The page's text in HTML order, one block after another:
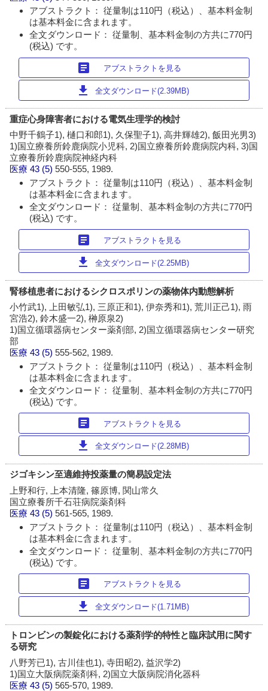
アブストラクト： 従量制は110円（税込）、基本料金制
は基本料金に含まれます。
全文ダウンロード： 従量制、基本料金制の方共に770円
(税込) です。
article アブストラクトを見る
download 全文ダウンロード(2.39MB)
重症心身障害者における電気生理学的検討
中野千鶴子1), 樋口和郎1), 久保聖子1), 高井輝雄2), 飯田光男3)
1)国立療養所鈴鹿病院小児科, 2)国立療養所鈴鹿病院内科, 3)国
立療養所鈴鹿病院神経内科
医療 43 (5)550-555, 1989.
アブストラクト： 従量制は110円（税込）、基本料金制
は基本料金に含まれます。
全文ダウンロード： 従量制、基本料金制の方共に770円
(税込) です。
article アブストラクトを見る
download 全文ダウンロード(2.25MB)
腎移植患者におけるシクロスポリンの薬物体内動態解析
小竹武1), 上田敏弘1), 三原正和1), 伊奈秀和1), 荒川正己1), 雨
宮浩2), 鈴木盛一2), 榊原泉2)
1)国立循環器病センター薬剤部, 2)国立循環器病センター研究
部
医療 43 (5)555-562, 1989.
アブストラクト： 従量制は110円（税込）、基本料金制
は基本料金に含まれます。
全文ダウンロード： 従量制、基本料金制の方共に770円
(税込) です。
article アブストラクトを見る
download 全文ダウンロード(2.28MB)
ジゴキシン至適維持投薬量の簡易設定法
上野和行, 上本清隆, 篠原博, 関山常久
国立療養所千石荘病院薬剤科
医療 43 (5)561-565, 1989.
アブストラクト： 従量制は110円（税込）、基本料金制
は基本料金に含まれます。
全文ダウンロード： 従量制、基本料金制の方共に770円
(税込) です。
article アブストラクトを見る
download 全文ダウンロード(1.71MB)
トロンビンの製錠化における薬剤学的特性と臨床試用に関す
る研究
八野芳已1), 古川佳也1), 寺田昭2), 益沢学2)
1)国立大阪病院薬剤科, 2)国立大阪病院消化器科
医療 43 (5)565-570, 1989.